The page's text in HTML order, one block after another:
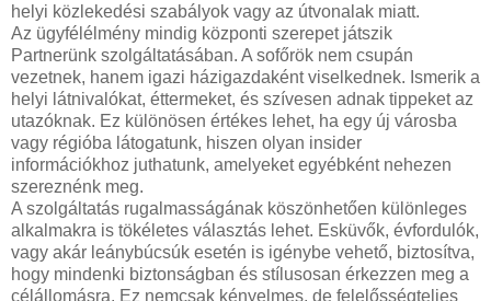
helyi közlekedési szabályok vagy az útvonalak miatt.
Az ügyfélélmény mindig központi szerepet játszik
Partnerünk szolgáltatásában. A sofőrök nem csupán
vezetnek, hanem igazi házigazdaként viselkednek. Ismerik a
helyi látnivalókat, éttermeket, és szívesen adnak tippeket az
utazóknak. Ez különösen értékes lehet, ha egy új városba
vagy régióba látogatunk, hiszen olyan insider
információkhoz juthatunk, amelyeket egyébként nehezen
szereznénk meg.
A szolgáltatás rugalmasságának köszönhetően különleges
alkalmakra is tökéletes választás lehet. Esküvők, évfordulók,
vagy akár leánybúcsúk esetén is igénybe vehető, biztosítva,
hogy mindenki biztonságban és stílusosan érkezzen meg a
célállomásra. Ez nemcsak kényelmes, de felelősségteljes